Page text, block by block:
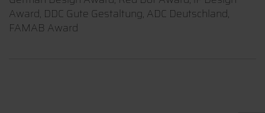
Award, DDC Gute Gestaltung, ADC Deutschland,
FAMAB Award